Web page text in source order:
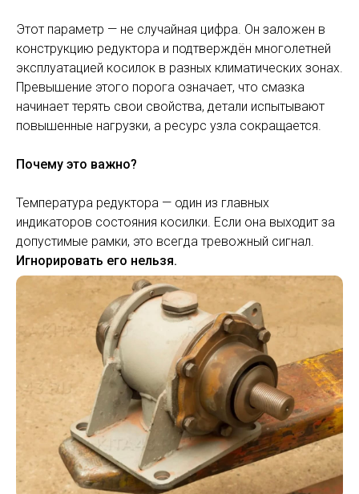
Этот параметр — не случайная цифра. Он заложен в
конструкцию редуктора и подтверждён многолетней
эксплуатацией косилок в разных климатических зонах.
Превышение этого порога означает, что смазка
начинает терять свои свойства, детали испытывают
повышенные нагрузки, а ресурс узла сокращается.
Почему это важно?
Температура редуктора — один из главных
индикаторов состояния косилки. Если она выходит за
допустимые рамки, это всегда тревожный сигнал.
Игнорировать его нельзя.